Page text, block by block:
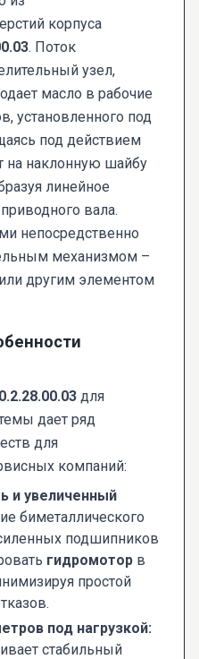
корпуса
. Поток
узел,
масло в рабочие
установленного под
под действием
на наклонную шайбу
линейное
вала.
непосредственно
механизмом –
другим элементом
для
дает ряд
для
компаний:
и увеличенный
биметаллического
подшипников
гидромотор в
простой
под нагрузкой:
стабильный